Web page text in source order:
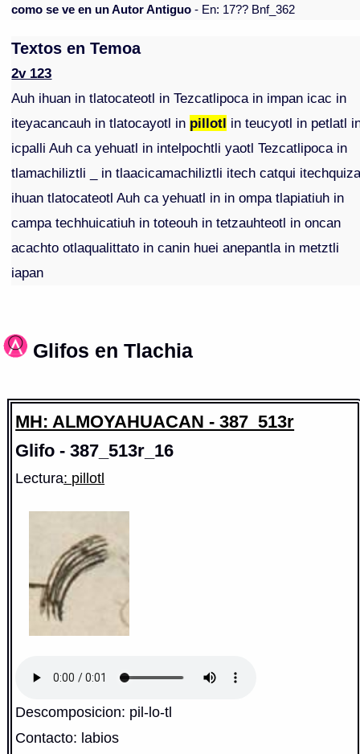
como se ve en un Autor Antiguo - En: 17?? Bnf_362
Textos en Temoa
2v 123
Auh ihuan in tlatocateotl in Tezcatlipoca in impan icac in
iteyacancauh in tlatocayotl in pillotl in teucyotl in petlatl
icpalli Auh ca yehuatl in intelpochtli yaotl Tezcatlipoca in
tlamachiliztli _ in tlaacicamachiliztli itech catqui
ihuan tlatocateotl Auh ca yehuatl in in ompa tlapiatiuh in
campa techhuicatiuh in toteouh in tetzauhteotl in oncan
acachto otlaqualittato in canin huei anepantla in metztli
iapan
Glifos en Tlachia
MH: ALMOYAHUACAN - 387_513r
Glifo - 387_513r_16
Lectura: pillotl
Descomposicion: pil-lo-tl
Contacto: labios